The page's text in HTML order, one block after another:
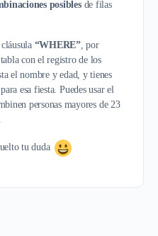
posiblesde filas
“WHERE”, por
con el registro de los
el nombre y edad, y tienes
esa fiesta. Puedes usar el
personas mayores de 23
tu duda